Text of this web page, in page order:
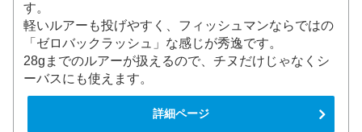
す。
軽いルアーも投げやすく、フィッシュマンならではの
「ゼロバックラッシュ」な感じが秀逸です。
28gまでのルアーが扱えるので、チヌだけじゃなくシ
ーバスにも使えます。
詳細ページ